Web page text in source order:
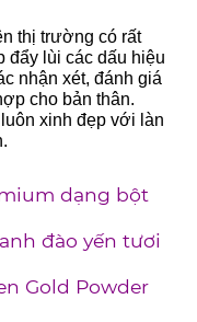
thị trường có rất
đẩy lùi các dấu hiệu
nhận xét, đánh giá
cho bản thân.
xinh đẹp với làn
dạng bột
đào yến tươi
Gold Powder